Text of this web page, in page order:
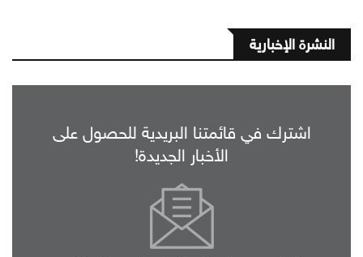
النشرة الإخبارية
اشترك في قائمتنا البريدية للحصول على
الأخبار الجديدة!